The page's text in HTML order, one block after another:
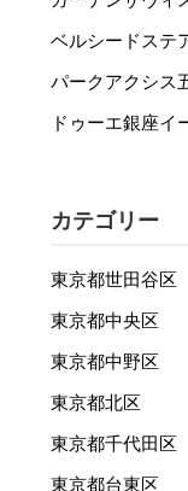
ベルシードステ
パークアクシス
ドゥーエ銀座イ
カテゴリー
東京都世田谷区
東京都中央区
東京都中野区
東京都北区
東京都千代田区
東京都台東区